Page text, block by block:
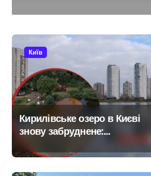
Київ
Кирилівське озеро в Києві
знову забруднене:
нафтопродукти потрапили у
водойму після російської
атаки 8 серпня